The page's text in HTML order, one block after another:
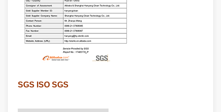
SGS ISO SGS